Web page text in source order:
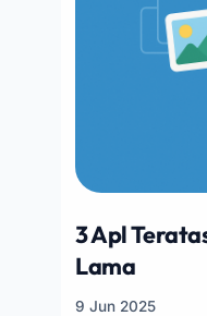
3 Apl
Lama
9 Jun 2025